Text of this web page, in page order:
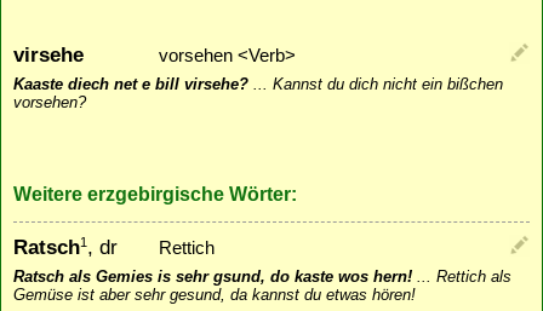
virsehe vorsehen <Verb>
Kaaste diech net e bill virsehe? ... Kannst du dich nicht ein bißchen
vorsehen?
Weitere erzgebirgische Wörter:
Ratsch1, dr Rettich
Ratsch als Gemies is sehr gsund, do kaste wos hern! ... Rettich als
Gemüse ist aber sehr gesund, da kannst du etwas hören!